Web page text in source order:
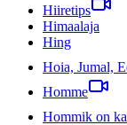
Hiiretips
Himaalaja
Hing
Hoia, Jumal,
Homme
Hommik on